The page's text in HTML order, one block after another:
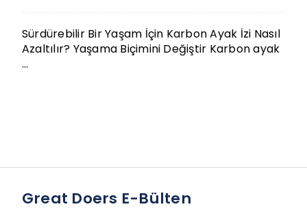
Sürdürebilir Bir Yaşam İçin Karbon Ayak İzi Nasıl
Azaltılır? Yaşama Biçimini Değiştir Karbon ayak
...
Great Doers E-Bülten